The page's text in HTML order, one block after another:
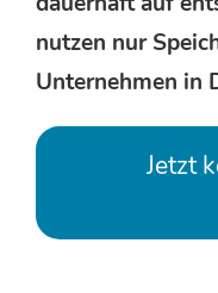
nutzen nur
Unternehmen in
Jetzt